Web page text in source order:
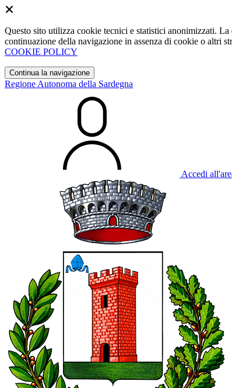
Questo sito utilizza cookie tecnici e statistici anonimizzati.
continuazione della navigazione in assenza di cookie o altri
COOKIE POLICY
Continua la navigazione
Regione Autonoma della Sardegna
Accedi